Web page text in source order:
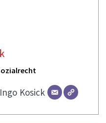
Ingo Kosick